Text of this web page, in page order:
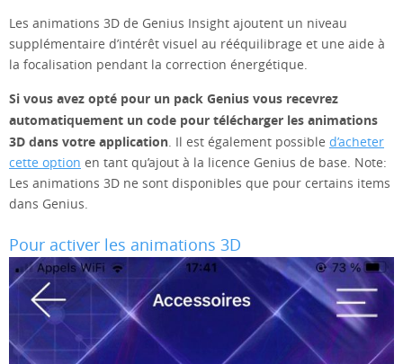
Les animations 3D de Genius Insight ajoutent un niveau
supplémentaire d’intérêt visuel au rééquilibrage et une aide à
la focalisation pendant la correction énergétique.
Si vous avez opté pour un pack Genius vous recevrez
automatiquement un code pour télécharger les animations
3D dans votre application . Il est également possible d’acheter
cette option en tant qu’ajout à la licence Genius de base. Note:
Les animations 3D ne sont disponibles que pour certains items
dans Genius.
Pour activer les animations 3D